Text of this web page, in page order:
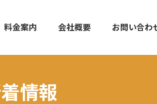
料金案内 会社概要 お問い合わ
情報